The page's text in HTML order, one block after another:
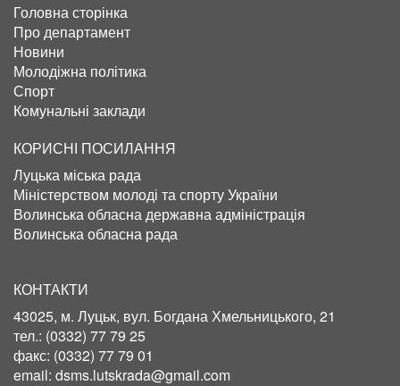
Головна сторінка
Про департамент
Новини
Молодіжна політика
Спорт
Комунальні заклади
КОРИСНІ ПОСИЛАННЯ
Луцька міська рада
Міністерством молоді та спорту України
Волинська обласна державна адміністрація
Волинська обласна рада
КОНТАКТИ
43025, м. Луцьк, вул. Богдана Хмельницького, 21
тел.: (0332) 77 79 25
факс: (0332) 77 79 01
email: dsms.lutskrada@gmail.com